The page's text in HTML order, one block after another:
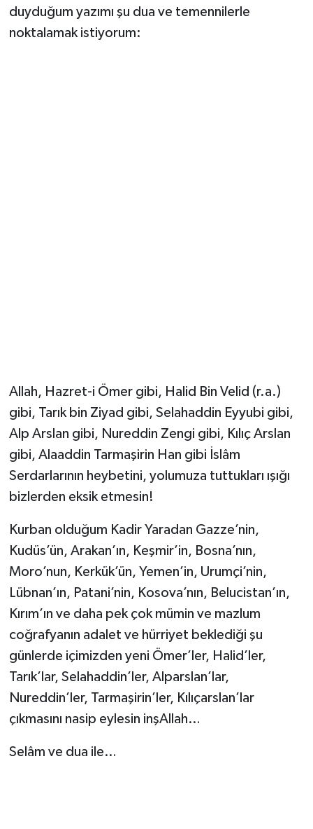
duyduğum yazımı şu dua ve temennilerle
noktalamak istiyorum:
Allah, Hazret-i Ömer gibi, Halid Bin Velid (r.a.)
gibi, Tarık bin Ziyad gibi, Selahaddin Eyyubi gibi,
Alp Arslan gibi, Nureddin Zengi gibi, Kılıç Arslan
gibi, Alaaddin Tarmaşirin Han gibi İslâm
Serdarlarının heybetini, yolumuza tuttukları ışığı
bizlerden eksik etmesin!
Kurban olduğum Kadir Yaradan Gazze’nin,
Kudüs’ün, Arakan’ın, Keşmir’in, Bosna’nın,
Moro’nun, Kerkük’ün, Yemen’in, Urumçi’nin,
Lübnan’ın, Patani’nin, Kosova’nın, Belucistan’ın,
Kırım’ın ve daha pek çok mümin ve mazlum
coğrafyanın adalet ve hürriyet beklediği şu
günlerde içimizden yeni Ömer’ler, Halid’ler,
Tarık’lar, Selahaddin’ler, Alparslan’lar,
Nureddin’ler, Tarmaşirin’ler, Kılıçarslan’lar
çıkmasını nasip eylesin inşAllah…
Selâm ve dua ile…